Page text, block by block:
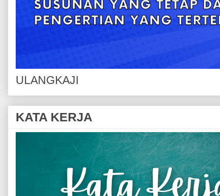
ULANGKAJI
KATA KERJA